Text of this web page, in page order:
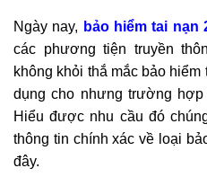
Ngày nay, bảo hiểm tai nạn
các phương tiện truyền
không khỏi thắ mắc bảo
dụng cho nhưng trường
Hiểu được nhu cầu đó
thông tin chính xác về loại
đây.